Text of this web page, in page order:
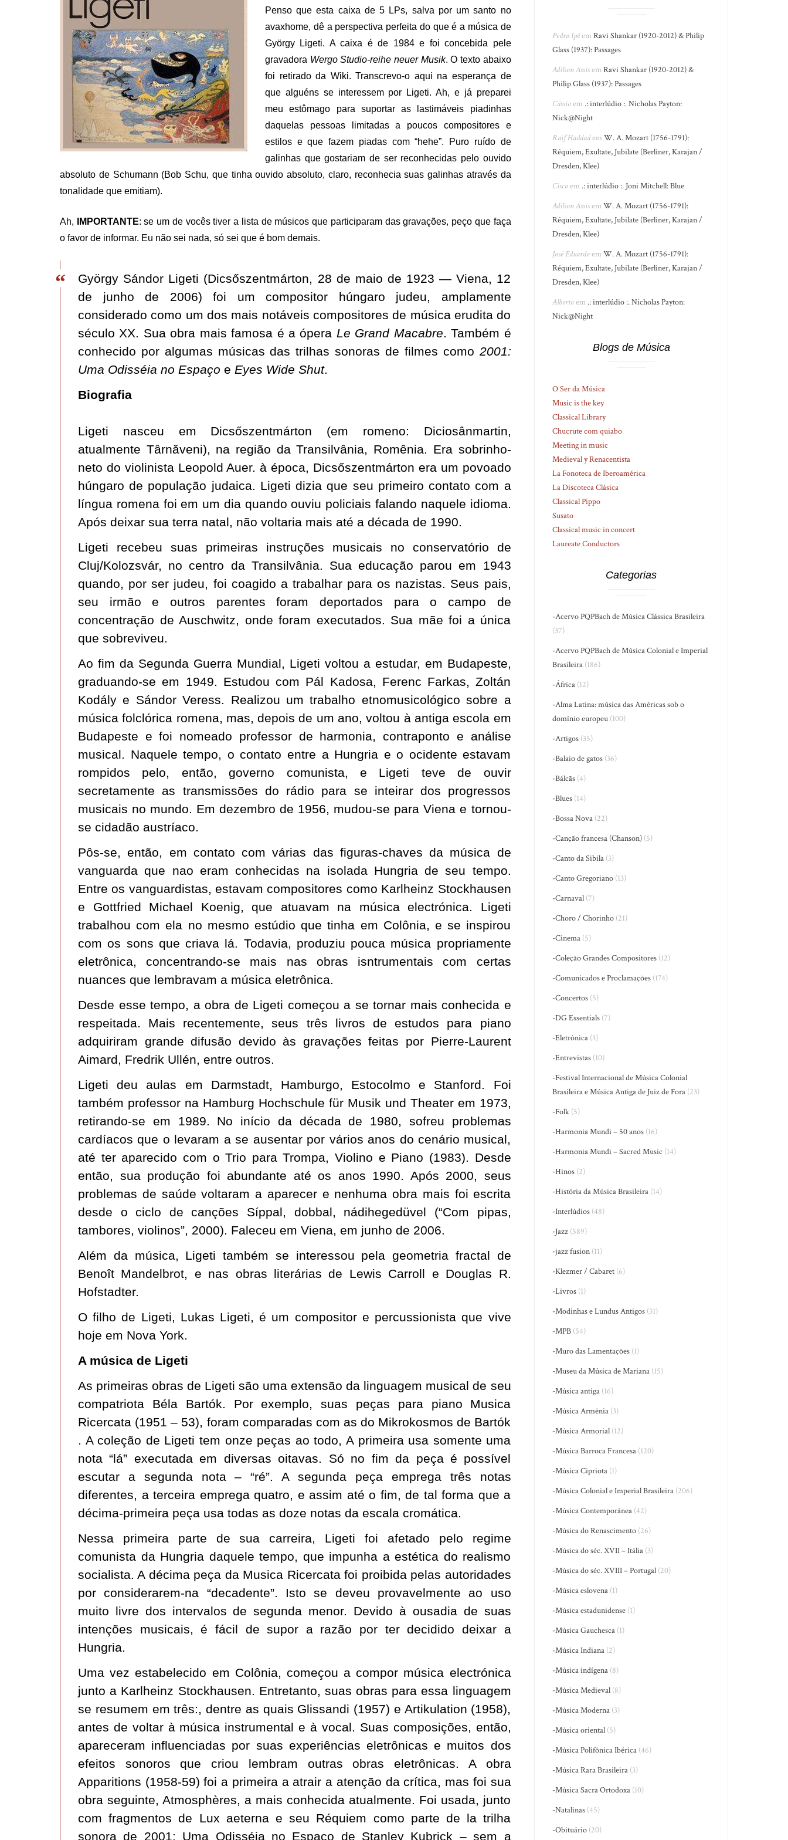
Penso que esta caixa de 5 LPs, salva por um santo no
avaxhome, dê a perspectiva perfeita do que é a música de
György Ligeti. A caixa é de 1984 e foi concebida pele
gravadora Wergo Studio-reihe neuer Musik. O texto abaixo
foi retirado da Wiki. Transcrevo-o aqui na esperança de
que alguéns se interessem por Ligeti. Ah, e já preparei
meu estômago para suportar as lastimáveis piadinhas
daquelas pessoas limitadas a poucos compositores e
estilos e que fazem piadas com “hehe”. Puro ruído de
galinhas que gostariam de ser reconhecidas pelo ouvido
absoluto de Schumann (Bob Schu, que tinha ouvido absoluto, claro, reconhecia suas galinhas através da
tonalidade que emitiam).
Ah, IMPORTANTE: se um de vocês tiver a lista de músicos que participaram das gravações, peço que faça
o favor de informar. Eu não sei nada, só sei que é bom demais.
György Sándor Ligeti (Dicsőszentmárton, 28 de maio de 1923 — Viena, 12
de junho de 2006) foi um compositor húngaro judeu, amplamente
considerado como um dos mais notáveis compositores de música erudita do
século XX. Sua obra mais famosa é a ópera Le Grand Macabre. Também é
conhecido por algumas músicas das trilhas sonoras de filmes como 2001:
Uma Odisséia no Espaço e Eyes Wide Shut.
Biografia
Ligeti nasceu em Dicsőszentmárton (em romeno: Diciosânmartin,
atualmente Târnăveni), na região da Transilvânia, Romênia. Era sobrinho-
neto do violinista Leopold Auer. à época, Dicsőszentmárton era um povoado
húngaro de população judaica. Ligeti dizia que seu primeiro contato com a
língua romena foi em um dia quando ouviu policiais falando naquele idioma.
Após deixar sua terra natal, não voltaria mais até a década de 1990.
Ligeti recebeu suas primeiras instruções musicais no conservatório de
Cluj/Kolozsvár, no centro da Transilvânia. Sua educação parou em 1943
quando, por ser judeu, foi coagido a trabalhar para os nazistas. Seus pais,
seu irmão e outros parentes foram deportados para o campo de
concentração de Auschwitz, onde foram executados. Sua mãe foi a única
que sobreviveu.
Ao fim da Segunda Guerra Mundial, Ligeti voltou a estudar, em Budapeste,
graduando-se em 1949. Estudou com Pál Kadosa, Ferenc Farkas, Zoltán
Kodály e Sándor Veress. Realizou um trabalho etnomusicológico sobre a
música folclórica romena, mas, depois de um ano, voltou à antiga escola em
Budapeste e foi nomeado professor de harmonia, contraponto e análise
musical. Naquele tempo, o contato entre a Hungria e o ocidente estavam
rompidos pelo, então, governo comunista, e Ligeti teve de ouvir
secretamente as transmissões do rádio para se inteirar dos progressos
musicais no mundo. Em dezembro de 1956, mudou-se para Viena e tornou-
se cidadão austríaco.
Pôs-se, então, em contato com várias das figuras-chaves da música de
vanguarda que nao eram conhecidas na isolada Hungria de seu tempo.
Entre os vanguardistas, estavam compositores como Karlheinz Stockhausen
e Gottfried Michael Koenig, que atuavam na música electrónica. Ligeti
trabalhou com ela no mesmo estúdio que tinha em Colônia, e se inspirou
com os sons que criava lá. Todavia, produziu pouca música propriamente
eletrônica, concentrando-se mais nas obras isntrumentais com certas
nuances que lembravam a música eletrônica.
Desde esse tempo, a obra de Ligeti começou a se tornar mais conhecida e
respeitada. Mais recentemente, seus três livros de estudos para piano
adquiriram grande difusão devido às gravações feitas por Pierre-Laurent
Aimard, Fredrik Ullén, entre outros.
Ligeti deu aulas em Darmstadt, Hamburgo, Estocolmo e Stanford. Foi
também professor na Hamburg Hochschule für Musik und Theater em 1973,
retirando-se em 1989. No início da década de 1980, sofreu problemas
cardíacos que o levaram a se ausentar por vários anos do cenário musical,
até ter aparecido com o Trio para Trompa, Violino e Piano (1983). Desde
então, sua produção foi abundante até os anos 1990. Após 2000, seus
problemas de saúde voltaram a aparecer e nenhuma obra mais foi escrita
desde o ciclo de canções Síppal, dobbal, nádihegedüvel (“Com pipas,
tambores, violinos”, 2000). Faleceu em Viena, em junho de 2006.
Além da música, Ligeti também se interessou pela geometria fractal de
Benoît Mandelbrot, e nas obras literárias de Lewis Carroll e Douglas R.
Hofstadter.
O filho de Ligeti, Lukas Ligeti, é um compositor e percussionista que vive
hoje em Nova York.
A música de Ligeti
As primeiras obras de Ligeti são uma extensão da linguagem musical de seu
compatriota Béla Bartók. Por exemplo, suas peças para piano Musica
Ricercata (1951 – 53), foram comparadas com as do Mikrokosmos de Bartók
. A coleção de Ligeti tem onze peças ao todo, A primeira usa somente uma
nota “lá” executada em diversas oitavas. Só no fim da peça é possível
escutar a segunda nota – “ré”. A segunda peça emprega três notas
diferentes, a terceira emprega quatro, e assim até o fim, de tal forma que a
décima-primeira peça usa todas as doze notas da escala cromática.
Nessa primeira parte de sua carreira, Ligeti foi afetado pelo regime
comunista da Hungria daquele tempo, que impunha a estética do realismo
socialista. A décima peça da Musica Ricercata foi proibida pelas autoridades
por considerarem-na “decadente”. Isto se deveu provavelmente ao uso
muito livre dos intervalos de segunda menor. Devido à ousadia de suas
intenções musicais, é fácil de supor a razão por ter decidido deixar a
Hungria.
Uma vez estabelecido em Colônia, começou a compor música electrónica
junto a Karlheinz Stockhausen. Entretanto, suas obras para essa linguagem
se resumem em três:, dentre as quais Glissandi (1957) e Artikulation (1958),
antes de voltar à música instrumental e à vocal. Suas composições, então,
apareceram influenciadas por suas experiências eletrônicas e muitos dos
efeitos sonoros que criou lembram outras obras eletrônicas. A obra
Apparitions (1958-59) foi a primeira a atrair a atenção da crítica, mas foi sua
obra seguinte, Atmosphères, a mais conhecida atualmente. Foi usada, junto
com fragmentos de Lux aeterna e seu Réquiem como parte de la trilha
sonora de 2001: Uma Odisséia no Espaço de Stanley Kubrick – sem a
Pedro IpêemRavi Shankar (1920-2012) & Philip
Glass (1937): Passages
Adilson AssisemRavi Shankar (1920-2012) &
Philip Glass (1937): Passages
Cássioem .: interlúdio :. Nicholas Payton:
Nick@Night
Raif HaddademW. A. Mozart (1756-1791):
Réquiem, Exultate, Jubilate (Berliner, Karajan /
Dresden, Klee)
Ciscoem .: interlúdio :. Joni Mitchell: Blue
Adilson AssisemW. A. Mozart (1756-1791):
Réquiem, Exultate, Jubilate (Berliner, Karajan /
Dresden, Klee)
José EduardoemW. A. Mozart (1756-1791):
Réquiem, Exultate, Jubilate (Berliner, Karajan /
Dresden, Klee)
Albertoem .: interlúdio :. Nicholas Payton:
Nick@Night
Blogs de Música
O Ser da Música
Music is the key
Classical Library
Chucrute com quiabo
Meeting in music
Medieval y Renacentista
La Fonoteca de Iberoamérica
La Discoteca Clásica
Classical Pippo
Susato
Classical music in concert
Laureate Conductors
Categorias
-Acervo PQPBach de Música Clássica Brasileira
(37)
-Acervo PQPBach de Música Colonial e Imperial
Brasileira (186)
-África (12)
-Alma Latina: música das Américas sob o
domínio europeu (100)
-Artigos (35)
-Balaio de gatos (36)
-Bálcãs (4)
-Blues (14)
-Bossa Nova (22)
-Canção francesa (Chanson) (5)
-Canto da Sibila (3)
-Canto Gregoriano (13)
-Carnaval (7)
-Choro / Chorinho (21)
-Cinema (5)
-Coleção Grandes Compositores (12)
-Comunicados e Proclamações (174)
-Concertos (5)
-DG Essentials (7)
-Eletrônica (3)
-Entrevistas (10)
-Festival Internacional de Música Colonial
Brasileira e Música Antiga de Juiz de Fora (23)
-Folk (5)
-Harmonia Mundi – 50 anos (16)
-Harmonia Mundi – Sacred Music (14)
-Hinos (2)
-História da Música Brasileira (14)
-Interlúdios (48)
-Jazz (589)
-jazz fusion (11)
-Klezmer / Cabaret (6)
-Livros (1)
-Modinhas e Lundus Antigos (31)
-MPB (54)
-Muro das Lamentações (1)
-Museu da Música de Mariana (15)
-Música antiga (16)
-Música Armênia (3)
-Música Armorial (12)
-Música Barroca Francesa (120)
-Música Cipriota (1)
-Música Colonial e Imperial Brasileira (206)
-Música Contemporânea (42)
-Música do Renascimento (26)
-Música do séc. XVII – Itália (3)
-Música do séc. XVIII – Portugal (20)
-Música eslovena (1)
-Música estadunidense (1)
-Música Gauchesca (1)
-Música Indiana (2)
-Música indígena (8)
-Música Medieval (8)
-Música Moderna (3)
-Música oriental (5)
-Música Polifônica Ibérica (46)
-Música Rara Brasileira (3)
-Música Sacra Ortodoxa (10)
-Natalinas (45)
-Obituário (20)